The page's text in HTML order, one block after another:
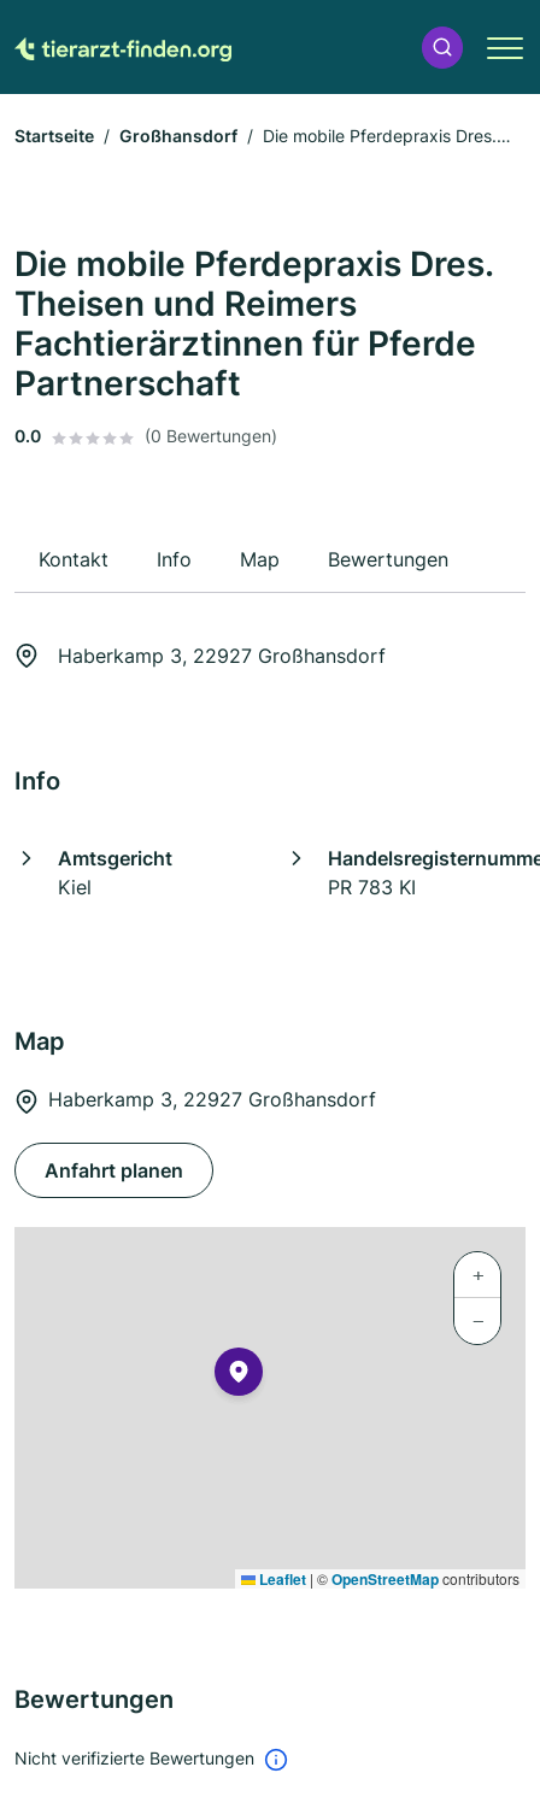
Startseite Großhansdorf
Die mobile Pferdepraxis Dres.
Die mobile Pferdepraxis Dres.
Theisen und Reimers
Fachtierärztinnen für Pferde
Partnerschaft
0.0 (0 Bewertungen)
Kontakt Info Map Bewertungen
Haberkamp 3, 22927 Großhansdorf
Info
Amtsgericht
Kiel
PR 783 KI
Map
Haberkamp 3, 22927 Großhansdorf
Anfahrt planen
+
−
Leaflet | ©OpenStreetMapcontributors
Bewertungen
Nicht verifizierte Bewertungen